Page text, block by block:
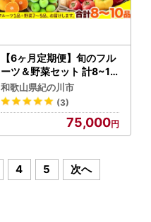
【6ヶ月定期便】旬のフル
ーツ＆野菜セット 計8~10
品
和歌山県紀の川市
(3)
75,000
4 5 次へ